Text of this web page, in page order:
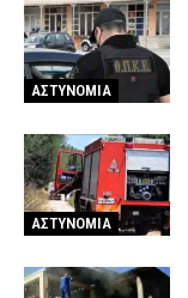
ΑΣΤΥΝΟΜΙΑ
ΑΣΤΥΝΟΜΙΑ